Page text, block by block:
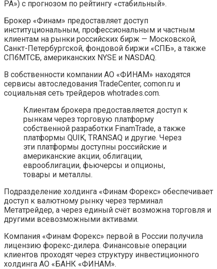
РА») с прогнозом по рейтингу «стабильный».
Брокер «Финам» предоставляет доступ
институциональным, профессиональным и частным
клиентам на рынки российских бирж — Московской,
Санкт-Петербургской, фондовой биржи «СПБ», а также
СПбМТСБ, американских NYSE и NASDAQ.
В собственности компании АО «ФИНАМ» находятся
сервисы автоследования TradeCenter, comon.ru и
социальная сеть трейдеров whotrades.com.
Клиентам брокера предоставляется доступ к
рынкам через торговую платформу
собственной разработки FinamTrade, а также
платформы QUIK, TRANSAQ и другие. Через
эти платформы доступны российские и
американские акции, облигации,
еврооблигации, фьючерсы и опционы,
товары и металлы.
Подразделение холдинга «Финам Форекс» обеспечивает
доступ к валютному рынку через терминал
Метатрейдер, а через единый счёт возможна торговля и
другими всевозможными активами.
Компания «Финам Форекс» первой в России получила
лицензию форекс-дилера. Финансовые операции
клиентов проходят через структуру инвестиционного
холдинга АО «БАНК «ФИНАМ».